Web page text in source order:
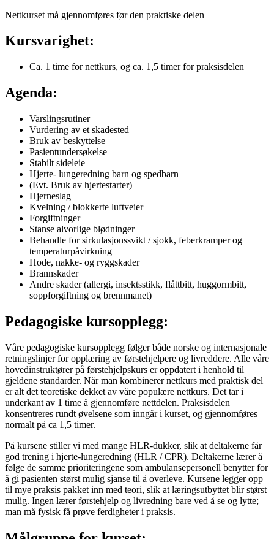
Nettkurset må gjennomføres før den praktiske delen
Kursvarighet:
Ca. 1 time for nettkurs, og ca. 1,5 timer for praksisdelen
Agenda:
Varslingsrutiner
Vurdering av et skadested
Bruk av beskyttelse
Pasientundersøkelse
Stabilt sideleie
Hjerte- lungeredning barn og spedbarn
(Evt. Bruk av hjertestarter)
Hjerneslag
Kvelning / blokkerte luftveier
Forgiftninger
Stanse alvorlige blødninger
Behandle for sirkulasjonssvikt / sjokk, feberkramper og
temperaturpåvirkning
Hode, nakke- og ryggskader
Brannskader
Andre skader (allergi, insektsstikk, flåttbitt, huggormbitt,
soppforgiftning og brennmanet)
Pedagogiske kursopplegg:
Våre pedagogiske kursopplegg følger både norske og internasjonale
retningslinjer for opplæring av førstehjelpere og livreddere. Alle våre
hovedinstruktører på førstehjelpskurs er oppdatert i henhold til
gjeldene standarder. Når man kombinerer nettkurs med praktisk del
er alt det teoretiske dekket av våre populære nettkurs. Det tar i
underkant av 1 time å gjennomføre nettdelen. Praksisdelen
konsentreres rundt øvelsene som inngår i kurset, og gjennomføres
normalt på ca 1,5 timer.
På kursene stiller vi med mange HLR-dukker, slik at deltakerne får
god trening i hjerte-lungeredning (HLR / CPR). Deltakerne lærer å
følge de samme prioriteringene som ambulansepersonell benytter for
å gi pasienten størst mulig sjanse til å overleve. Kursene legger opp
til mye praksis pakket inn med teori, slik at læringsutbyttet blir størst
mulig. Ingen lærer førstehjelp og livredning bare ved å se og lytte;
man må fysisk få prøve ferdigheter i praksis.